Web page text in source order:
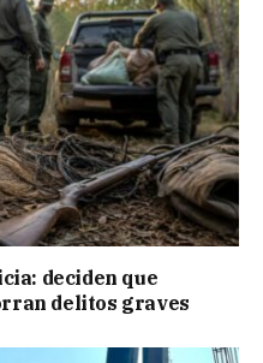
deciden que
delitos graves